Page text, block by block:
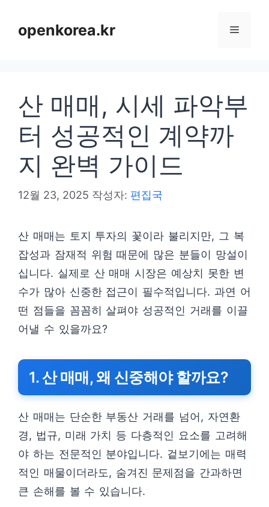
openkorea.kr 메
산 매매, 시세 파악부
터 성공적인 계약까
지 완벽 가이드
12월 23, 2025 작성자: 편집국
산 매매는 토지 투자의 꽃이라 불리지만, 그 복
잡성과 잠재적 위험 때문에 많은 분들이 망설이
십니다. 실제로 산 매매 시장은 예상치 못한 변
수가 많아 신중한 접근이 필수적입니다. 과연 어
떤 점들을 꼼꼼히 살펴야 성공적인 거래를 이끌
어낼 수 있을까요?
1. 산 매매, 왜 신중해야 할까요?
산 매매는 단순한 부동산 거래를 넘어, 자연환
경, 법규, 미래 가치 등 다층적인 요소를 고려해
야 하는 전문적인 분야입니다. 겉보기에는 매력
적인 매물이더라도, 숨겨진 문제점을 간과하면
큰 손해를 볼 수 있습니다.